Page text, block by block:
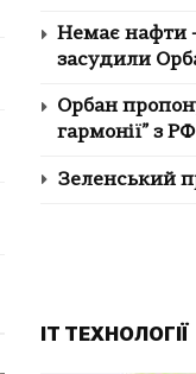
Немає нафти
засудили
Орбан
гармонії” з РФ
Зеленський
IT ТЕХНОЛОГІЇ